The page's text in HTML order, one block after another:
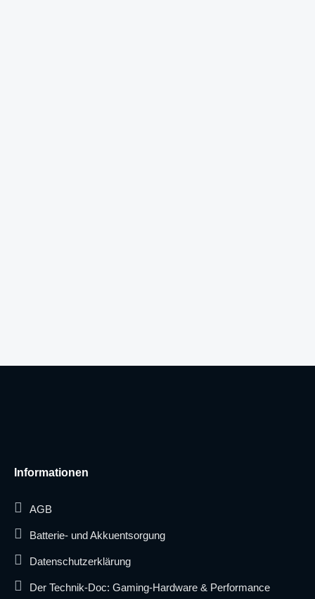
Informationen
AGB
Batterie- und Akkuentsorgung
Datenschutzerklärung
Der Technik-Doc: Gaming-Hardware & Performance